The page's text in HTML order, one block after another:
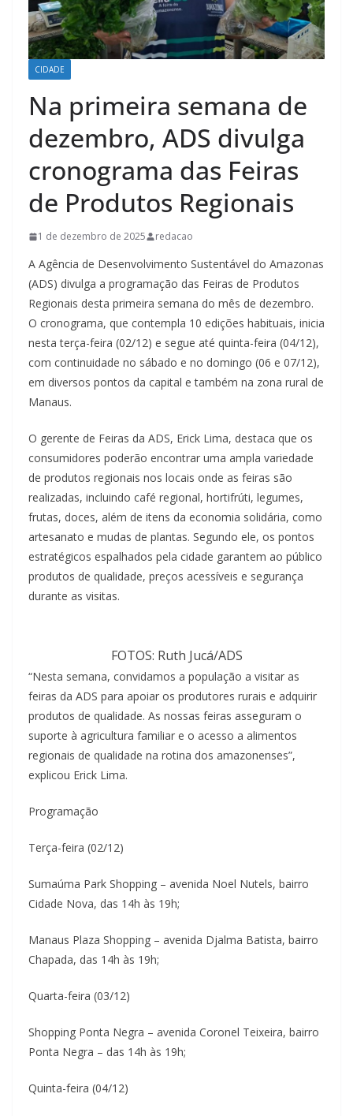
CIDADE
Na primeira semana de
dezembro, ADS divulga
cronograma das Feiras
de Produtos Regionais
1 de dezembro de 2025 redacao
A Agência de Desenvolvimento Sustentável do Amazonas
(ADS) divulga a programação das Feiras de Produtos
Regionais desta primeira semana do mês de dezembro.
O cronograma, que contempla 10 edições habituais, inicia
nesta terça-feira (02/12) e segue até quinta-feira (04/12),
com continuidade no sábado e no domingo (06 e 07/12),
em diversos pontos da capital e também na zona rural de
Manaus.
O gerente de Feiras da ADS, Erick Lima, destaca que os
consumidores poderão encontrar uma ampla variedade
de produtos regionais nos locais onde as feiras são
realizadas, incluindo café regional, hortifrúti, legumes,
frutas, doces, além de itens da economia solidária, como
artesanato e mudas de plantas. Segundo ele, os pontos
estratégicos espalhados pela cidade garantem ao público
produtos de qualidade, preços acessíveis e segurança
durante as visitas.
FOTOS: Ruth Jucá/ADS
“Nesta semana, convidamos a população a visitar as
feiras da ADS para apoiar os produtores rurais e adquirir
produtos de qualidade. As nossas feiras asseguram o
suporte à agricultura familiar e o acesso a alimentos
regionais de qualidade na rotina dos amazonenses”,
explicou Erick Lima.
Programação
Terça-feira (02/12)
Sumaúma Park Shopping – avenida Noel Nutels, bairro
Cidade Nova, das 14h às 19h;
Manaus Plaza Shopping – avenida Djalma Batista, bairro
Chapada, das 14h às 19h;
Quarta-feira (03/12)
Shopping Ponta Negra – avenida Coronel Teixeira, bairro
Ponta Negra – das 14h às 19h;
Quinta-feira (04/12)